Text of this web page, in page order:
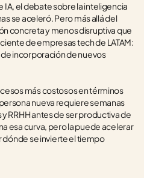
el debate sobre la inteligencia
se aceleró. Pero más allá del
concreta y menos disruptiva que
de empresas tech de LATAM:
incorporación de nuevos
más costosos en términos
nueva requiere semanas
RRHH antes de ser productiva de
esa curva, pero la puede acelerar
se invierte el tiempo